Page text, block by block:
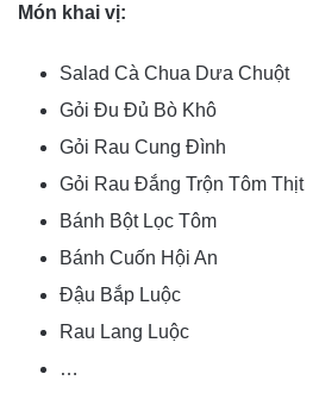
Món khai vị:
Salad Cà Chua Dưa Chuột
Gỏi Đu Đủ Bò Khô
Gỏi Rau Cung Đình
Gỏi Rau Đắng Trộn Tôm Thịt
Bánh Bột Lọc Tôm
Bánh Cuốn Hội An
Đậu Bắp Luộc
Rau Lang Luộc
…